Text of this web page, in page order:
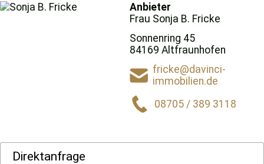
Anbieter
Frau Sonja B. Fricke
Sonnenring 45
84169 Altfraunhofen
fricke@davinci-
immobilien.de
08705 / 389 3118
Direktanfrage